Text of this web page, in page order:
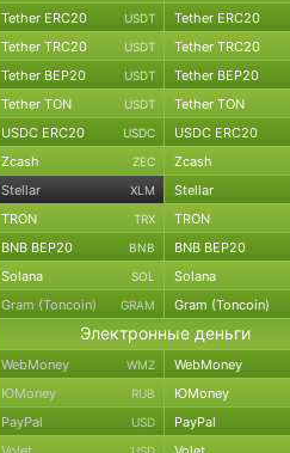
Tether ERC20 USDT Tether ERC20
Tether TRC20 USDT Tether TRC20
Tether BEP20 USDT Tether BEP20
Tether TON USDT Tether TON
USDC ERC20 USDC USDC ERC20
Zcash ZEC Zcash
Stellar XLM Stellar
TRON TRX TRON
BNB BEP20 BNB BNB BEP20
Solana SOL Solana
Gram (Toncoin) GRAM Gram (Toncoin)
Электронные деньги
WebMoney WMZ WebMoney
ЮMoney RUB ЮMoney
PayPal USD PayPal